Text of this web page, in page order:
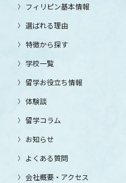
フィリピン基本情報
選ばれる理由
特徴から探す
学校一覧
留学お役立ち情報
体験談
留学コラム
お知らせ
よくある質問
会社概要・アクセス